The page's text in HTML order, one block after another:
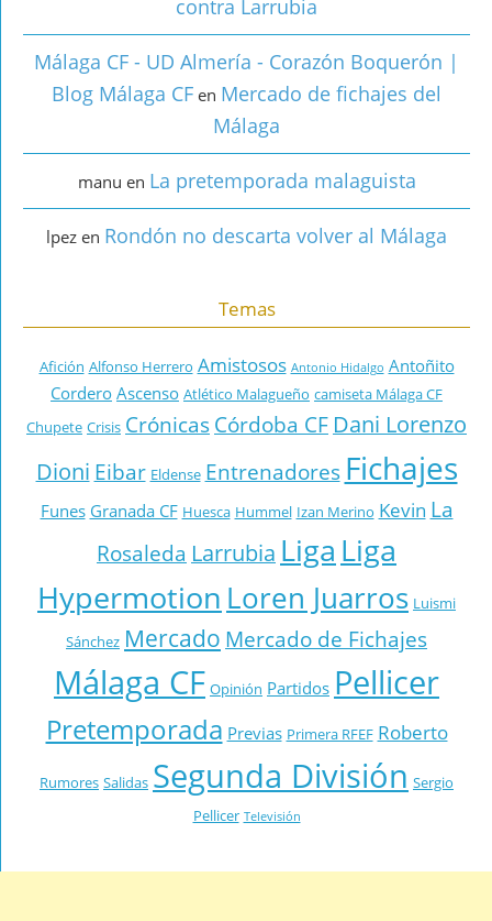
contra Larrubia
Málaga CF - UD Almería - Corazón Boquerón |
Blog Málaga CF en Mercado de fichajes del
Málaga
manu en La pretemporada malaguista
lpez en Rondón no descarta volver al Málaga
Temas
Afición Alfonso Herrero Amistosos Antonio Hidalgo Antoñito
CorderoAscenso Atlético Malagueño camiseta Málaga CF
Chupete Crisis Crónicas Córdoba CF Dani Lorenzo
Dioni Eibar Eldense Entrenadores Fichajes
Funes Granada CF Huesca Hummel Izan Merino Kevin La
Rosaleda Larrubia Liga Liga
Hypermotion Loren Juarros Luismi
Sánchez Mercado Mercado de Fichajes
Málaga CF Opinión Partidos Pellicer
Pretemporada Previas Primera RFEF Roberto
Rumores Salidas Segunda División Sergio
Pellicer Televisión